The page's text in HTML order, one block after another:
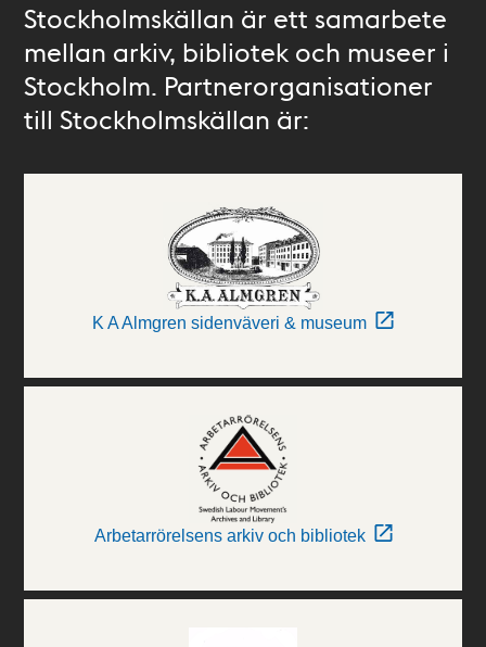
Stockholmskällan är ett samarbete
mellan arkiv, bibliotek och museer i
Stockholm. Partnerorganisationer
till Stockholmskällan är:
K A Almgren sidenväveri & museum
Arbetarrörelsens arkiv och bibliotek